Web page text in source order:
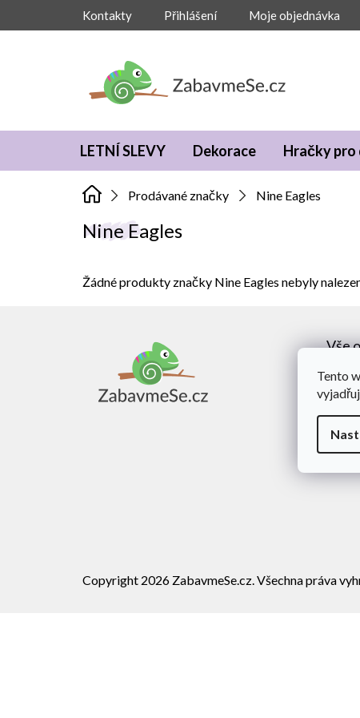
Tento
Kontakty Přihlášení Moje objednávka
LETNÍ SLEVY Dekorace Hračky pro
Prodávané značky Nine Eagles
Nine Eagles
Žádné produkty značky Nine Eagles nebyly
Vše
Copyright 2026 ZabavmeSe.cz. Všechna práva